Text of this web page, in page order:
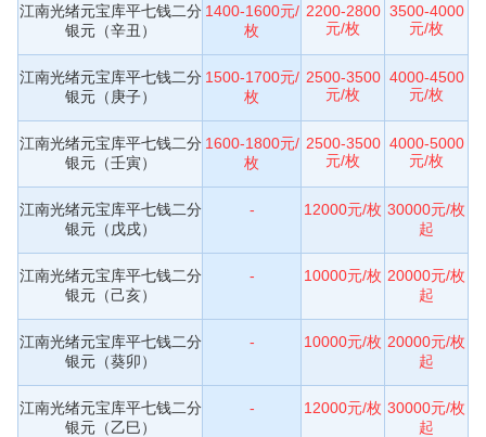
江南光绪元宝库平七钱二分
银元（辛丑）
1400-1600元/
枚
2200-2800
元/枚
3500-4000
元/枚
江南光绪元宝库平七钱二分
银元（庚子）
1500-1700元/
枚
2500-3500
元/枚
4000-4500
元/枚
江南光绪元宝库平七钱二分
银元（壬寅）
1600-1800元/
枚
2500-3500
元/枚
4000-5000
元/枚
江南光绪元宝库平七钱二分
银元（戊戌）
- 12000元/枚 30000元/枚
起
江南光绪元宝库平七钱二分
银元（己亥）
- 10000元/枚 20000元/枚
起
江南光绪元宝库平七钱二分
银元（葵卯）
- 10000元/枚 20000元/枚
起
江南光绪元宝库平七钱二分
银元（乙巳）
- 12000元/枚 30000元/枚
起